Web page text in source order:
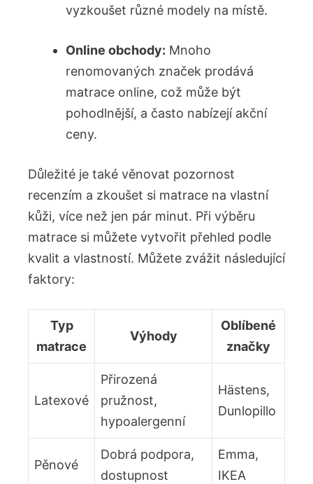
vyzkoušet různé modely na místě.
Online obchody: Mnoho
renomovaných značek prodává
matrace online, což může být
pohodlnější, a často nabízejí akční
ceny.
Důležité je také věnovat pozornost
recenzím a zkoušet si matrace na vlastní
kůži, více než jen pár minut. Při výběru
matrace si můžete vytvořit přehled podle
kvalit a vlastností. Můžete zvážit následující
faktory:
Typ
matrace
Výhody
Oblíbené
značky
Latexové
Přirozená
pružnost,
hypoalergenní
Hästens,
Dunlopillo
Pěnové
Dobrá podpora,
dostupnost
Emma,
IKEA